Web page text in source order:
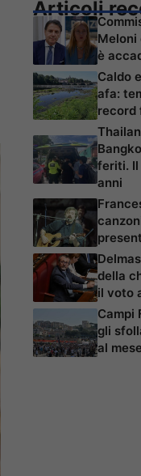
Articoli
Meloni
è
Caldo
afa:
record
feriti. Il
anni
della
il voto
Campi
gli
al